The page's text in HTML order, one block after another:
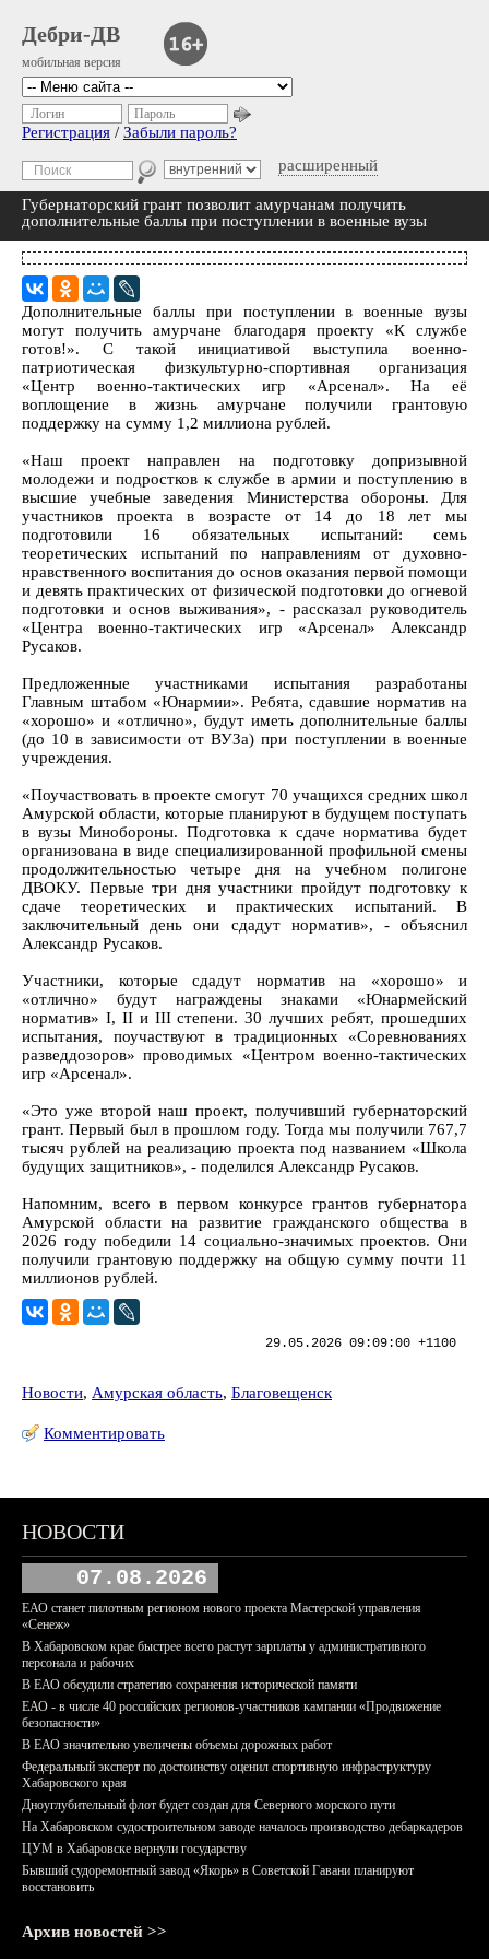
Дебри-ДВ
мобильная версия
расширенный
Логин Пароль
Регистрация / Забыли пароль?
Губернаторский грант позволит амурчанам получить
дополнительные баллы при поступлении в военные вузы
Дополнительные баллы при поступлении в военные вузы
могут получить амурчане благодаря проекту «К службе
готов!». С такой инициативой выступила военно-
патриотическая физкультурно-спортивная организация
«Центр военно-тактических игр «Арсенал». На её
воплощение в жизнь амурчане получили грантовую
поддержку на сумму 1,2 миллиона рублей.
«Наш проект направлен на подготовку допризывной
молодежи и подростков к службе в армии и поступлению в
высшие учебные заведения Министерства обороны. Для
участников проекта в возрасте от 14 до 18 лет мы
подготовили 16 обязательных испытаний: семь
теоретических испытаний по направлениям от духовно-
нравственного воспитания до основ оказания первой помощи
и девять практических от физической подготовки до огневой
подготовки и основ выживания», - рассказал руководитель
«Центра военно-тактических игр «Арсенал» Александр
Русаков.
Предложенные участниками испытания разработаны
Главным штабом «Юнармии». Ребята, сдавшие норматив на
«хорошо» и «отлично», будут иметь дополнительные баллы
(до 10 в зависимости от ВУЗа) при поступлении в военные
учреждения.
«Поучаствовать в проекте смогут 70 учащихся средних школ
Амурской области, которые планируют в будущем поступать
в вузы Минобороны. Подготовка к сдаче норматива будет
организована в виде специализированной профильной смены
продолжительностью четыре дня на учебном полигоне
ДВОКУ. Первые три дня участники пройдут подготовку к
сдаче теоретических и практических испытаний. В
заключительный день они сдадут норматив», - объяснил
Александр Русаков.
Участники, которые сдадут норматив на «хорошо» и
«отлично» будут награждены знаками «Юнармейский
норматив» I, II и III степени. 30 лучших ребят, прошедших
испытания, поучаствуют в традиционных «Соревнованиях
разведдозоров» проводимых «Центром военно-тактических
игр «Арсенал».
«Это уже второй наш проект, получивший губернаторский
грант. Первый был в прошлом году. Тогда мы получили 767,7
тысяч рублей на реализацию проекта под названием «Школа
будущих защитников», - поделился Александр Русаков.
Напомним, всего в первом конкурсе грантов губернатора
Амурской области на развитие гражданского общества в
2026 году победили 14 социально-значимых проектов. Они
получили грантовую поддержку на общую сумму почти 11
миллионов рублей.
29.05.2026 09:09:00 +1100
Новости, Амурская область, Благовещенск
Комментировать
НОВОСТИ
07.08.2026
ЕАО станет пилотным регионом нового проекта Мастерской управления
«Сенеж»
В Хабаровском крае быстрее всего растут зарплаты у административного
персонала и рабочих
В ЕАО обсудили стратегию сохранения исторической памяти
ЕАО - в числе 40 российских регионов-участников кампании «Продвижение
безопасности»
В ЕАО значительно увеличены объемы дорожных работ
Федеральный эксперт по достоинству оценил спортивную инфраструктуру
Хабаровского края
Дноуглубительный флот будет создан для Северного морского пути
На Хабаровском судостроительном заводе началось производство дебаркадеров
ЦУМ в Хабаровске вернули государству
Бывший судоремонтный завод «Якорь» в Советской Гавани планируют
восстановить
Архив новостей >>